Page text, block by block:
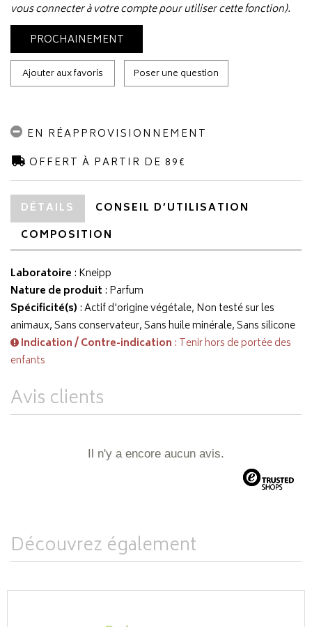
vous connecter à votre compte pour utiliser cette fonction).
PROCHAINEMENT
Ajouter aux favoris Poser une question
EN RÉAPPROVISIONNEMENT
OFFERT À PARTIR DE 89€
DÉTAILS
CONSEIL D’UTILISATION
COMPOSITION
Laboratoire : Kneipp
Nature de produit : Parfum
Spécificité(s) : Actif d'origine végétale, Non testé sur les
animaux, Sans conservateur, Sans huile minérale, Sans silicone
Indication / Contre-indication : Tenir hors de portée des
enfants
Avis clients
Il n'y a encore aucun avis.
Découvrez également